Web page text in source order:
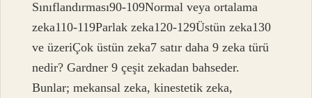
Sınıflandırması90-109Normal veya ortalama
zeka110-119Parlak zeka120-129Üstün zeka130
ve üzeriÇok üstün zeka7 satır daha 9 zeka türü
nedir? Gardner 9 çeşit zekadan bahseder.
Bunlar; mekansal zeka, kinestetik zeka,